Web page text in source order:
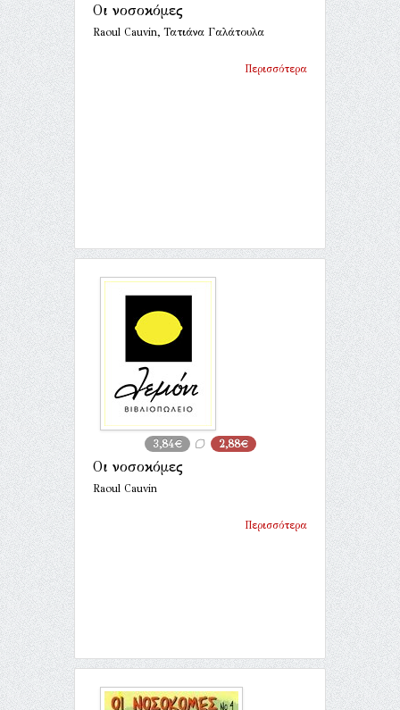
Οι νοσοκόμες
Raoul Cauvin, Τατιάνα Γαλάτουλα
Περισσότερα
3,84€ 2,88€
Οι νοσοκόμες
Raoul Cauvin
Περισσότερα